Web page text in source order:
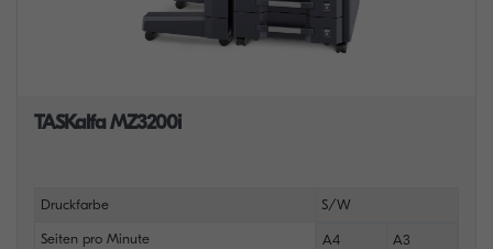
TASKalfa MZ3200i
Druckfarbe S/W
Seiten pro Minute A4 A3